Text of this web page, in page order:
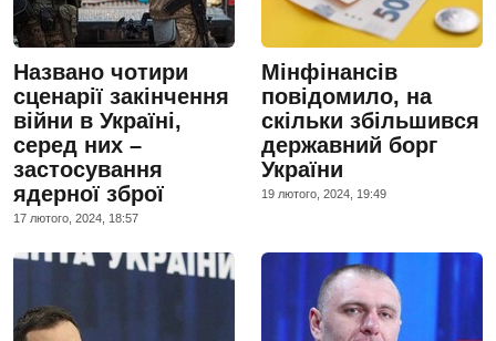
Названо чотири
сценарії закінчення
війни в Україні,
серед них –
застосування
ядерної зброї
17 лютого, 2024, 18:57
Мінфінансів
повідомило, на
скільки збільшився
державний борг
України
19 лютого, 2024, 19:49